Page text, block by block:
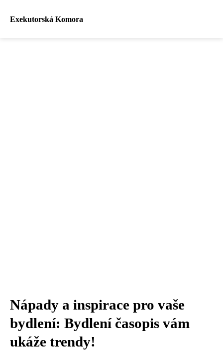
Exekutorská Komora
Nápady a inspirace pro vaše
bydlení: Bydlení časopis vám
ukáže trendy!